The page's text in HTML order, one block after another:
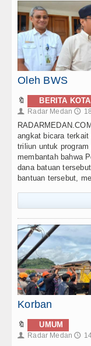
Oleh BWS
🔖 BERITA KOTA
👤 Radar Medan 🕔
angkat bicara terkait
triliun untuk
membantah bahwa
dana batuan
bantuan tersebut,
Korban
🔖 UMUM
👤 Radar Medan 🕔